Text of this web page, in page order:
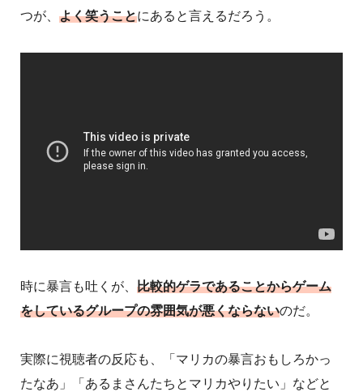
つが、 よく笑うことにあると言えるだろう。
時に暴言も吐くが、 比較的ゲラであることからゲーム
をしているグループの雰囲気が悪くならないのだ。
実際に視聴者の反応も、「マリカの暴言おもしろかっ
たなあ」「あるまさんたちとマリカやりたい」などと